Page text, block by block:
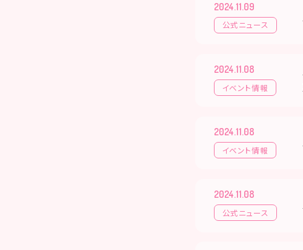
2024.11.09
公式ニュース
2024.11.08
イベント情報
2024.11.08
イベント情報
2024.11.08
公式ニュース